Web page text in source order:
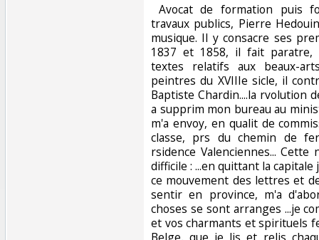
Avocat de formation puis
travaux publics, Pierre
musique. Il y consacre ses
1837 et 1858, il fait paratre,
textes relatifs aux beaux-
peintres du XVIIIe sicle, il
Baptiste Chardin....la rvolution
a supprim mon bureau au
m'a envoy, en qualit de
classe, prs du chemin de
rsidence Valenciennes...
difficile : ...en quittant la
ce mouvement des lettres et
sentir en province, m'a
choses se sont arranges ...je
et vos charmants et spirituels
Belge, que je lis et relis